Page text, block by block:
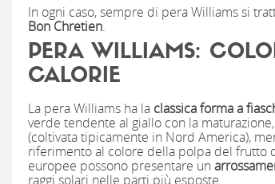
In ogni caso, sempre di pera Williams si
Bon Chretien.
PERA WILLIAMS:
CALORIE
La pera Williams ha la classica forma a
verde tendente al giallo con la
(coltivata tipicamente in Nord America),
riferimento al colore della polpa del frutto
europee possono presentare un
raggi solari nelle parti più esposte.